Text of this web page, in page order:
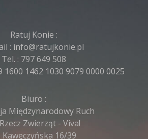
Ratuj Konie :
: info@ratujkonie.pl
Tel. : 797 649 508
1600 1462 1030 9079 0000 0025
Biuro :
Międzynarodowy Ruch
Zwierząt - Viva!
Kawęczyńska 16/39